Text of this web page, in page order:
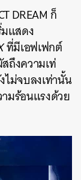
DREAM ก็
แสดง
ที่มีเอฟเฟกต์
ถึงความเท่
ไม่จบลงเท่านั้น
มร้อนแรงด้วย